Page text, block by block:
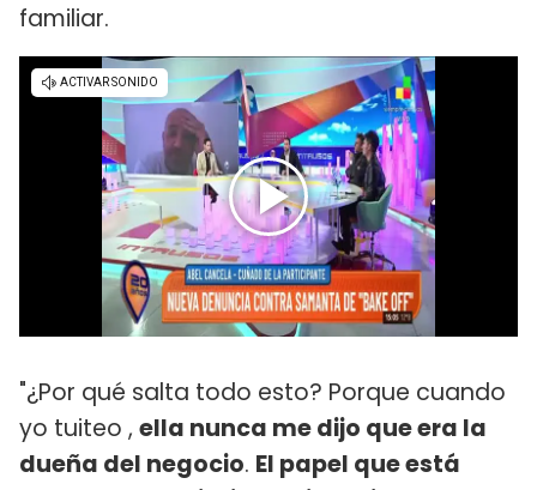
familiar.
"¿Por qué salta todo esto? Porque cuando
yo tuiteo , ella nunca me dijo que era la
dueña del negocio. El papel que está